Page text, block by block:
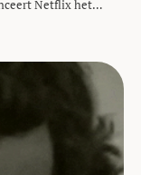
Netflix het
Dit vierde seizoen
teams zich